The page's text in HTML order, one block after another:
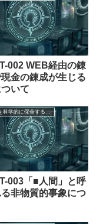
002 WEB経由の錬
金の錬成が生じる
いて
精神世界を科学的に保全する委員会【フェイク創作】
003「■人間」と呼
非物質的事象につ